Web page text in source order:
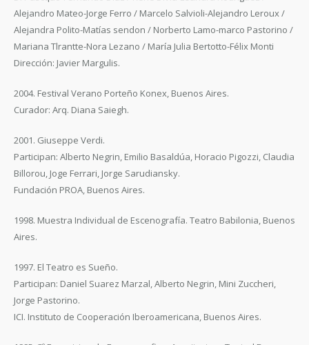
Alejandro Mateo-Jorge Ferro / Marcelo Salvioli-Alejandro Leroux /
Alejandra Polito-Matías sendon / Norberto Lamo-marco Pastorino /
Mariana Tlrantte-Nora Lezano / María Julia Bertotto-Félix Monti
Dirección: Javier Margulis.
2004. Festival Verano Porteño Konex, Buenos Aires.
Curador: Arq. Diana Saiegh.
2001. Giuseppe Verdi.
Participan: Alberto Negrin, Emilio Basaldúa, Horacio Pigozzi, Claudia
Billorou, Joge Ferrari, Jorge Sarudiansky.
Fundación PROA, Buenos Aires.
1998. Muestra Individual de Escenografía. Teatro Babilonia, Buenos
Aires.
1997. El Teatro es Sueño.
Participan: Daniel Suarez Marzal, Alberto Negrin, Mini Zuccheri,
Jorge Pastorino.
ICI. Instituto de Cooperación Iberoamericana, Buenos Aires.